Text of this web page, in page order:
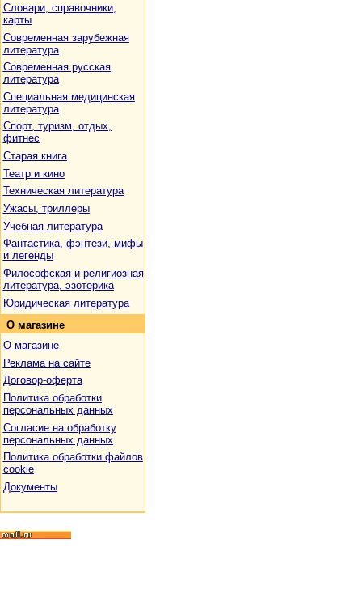
Словари, справочники,
карты
Современная зарубежная
литература
Современная русская
литература
Специальная медицинская
литература
Спорт, туризм, отдых,
фитнес
Старая книга
Театр и кино
Техническая литература
Ужасы, триллеры
Учебная литература
Фантастика, фэнтези, мифы
и легенды
Философская и религиозная
литература, эзотерика
Юридическая литература
О магазине
О магазине
Реклама на сайте
Договор-оферта
Политика обработки
персональных данных
Согласие на обработку
персональных данных
Политика обработки файлов
cookie
Документы